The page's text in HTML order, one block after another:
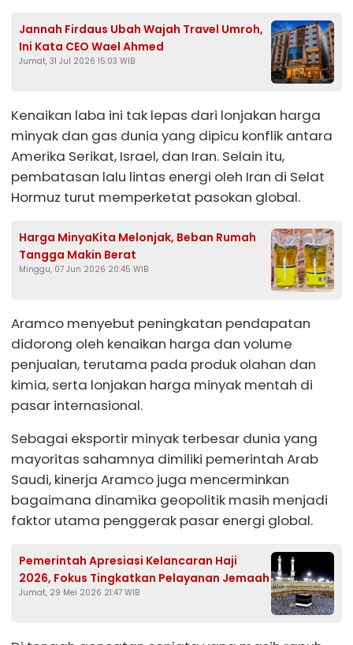
Jannah Firdaus Ubah Wajah Travel Umroh,
Ini Kata CEO Wael Ahmed
Jumat, 31 Jul 2026 15:03 WIB
Kenaikan laba ini tak lepas dari lonjakan harga
minyak dan gas dunia yang dipicu konflik antara
Amerika Serikat, Israel, dan Iran. Selain itu,
pembatasan lalu lintas energi oleh Iran di Selat
Hormuz turut memperketat pasokan global.
Harga MinyaKita Melonjak, Beban Rumah
Tangga Makin Berat
Minggu, 07 Jun 2026 20:45 WIB
Aramco menyebut peningkatan pendapatan
didorong oleh kenaikan harga dan volume
penjualan, terutama pada produk olahan dan
kimia, serta lonjakan harga minyak mentah di
pasar internasional.
Sebagai eksportir minyak terbesar dunia yang
mayoritas sahamnya dimiliki pemerintah Arab
Saudi, kinerja Aramco juga mencerminkan
bagaimana dinamika geopolitik masih menjadi
faktor utama penggerak pasar energi global.
Pemerintah Apresiasi Kelancaran Haji
2026, Fokus Tingkatkan Pelayanan Jemaah
Jumat, 29 Mei 2026 21:47 WIB